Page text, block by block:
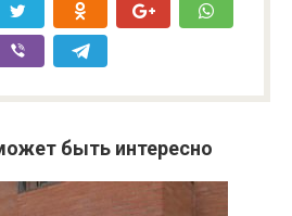
быть интересно